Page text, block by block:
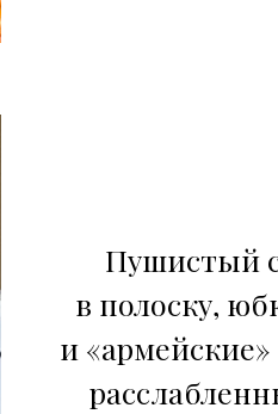
Пушистый
в полоску,
и